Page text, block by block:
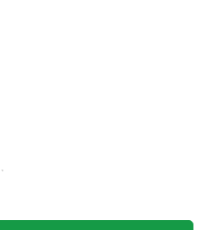
Pakai